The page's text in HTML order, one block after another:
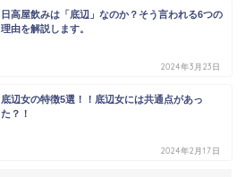
日高屋飲みは「底辺」なのか？そう言われる6つの
理由を解説します。
2024年3月23日
底辺女の特徴5選！！底辺女には共通点があっ
た？！
2024年2月17日